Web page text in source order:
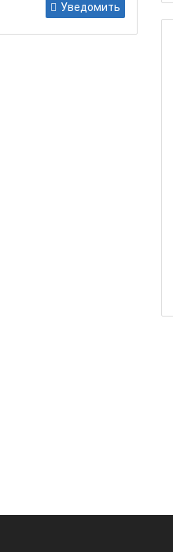
Уведомить